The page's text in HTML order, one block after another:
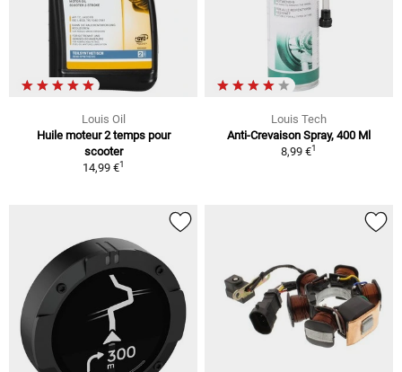
Louis Oil
Huile moteur 2 temps pour
scooter
14,99 €1
Louis Tech
Anti-Crevaison Spray, 400 Ml
8,99 €1